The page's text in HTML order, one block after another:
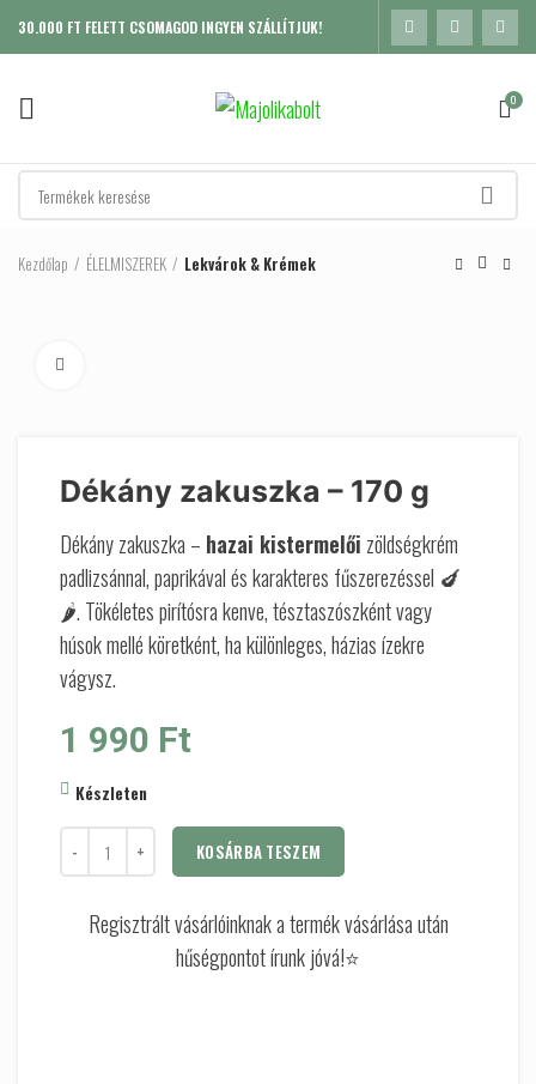
30.000 FT FELETT CSOMAGOD INGYEN SZÁLLÍTJUK!
0
Kezdőlap ÉLELMISZEREK Lekvárok & Krémek
Dékány zakuszka – 170 g
Dékány zakuszka – hazai kistermelői zöldségkrém
padlizsánnal, paprikával és karakteres fűszerezéssel 🍆
🌶️. Tökéletes pirítósra kenve, tésztaszószként vagy
húsok mellé köretként, ha különleges, házias ízekre
vágysz.
1 990 Ft
Készleten
KOSÁRBA TESZEM
Regisztrált vásárlóinknak a termék vásárlása után
hűségpontot írunk jóvá!⭐